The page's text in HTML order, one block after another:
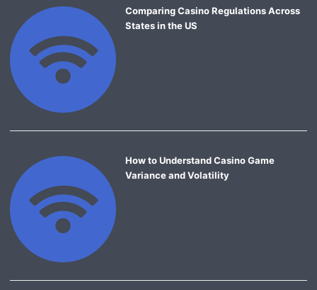
Comparing Casino Regulations Across
States in the US
How to Understand Casino Game
Variance and Volatility